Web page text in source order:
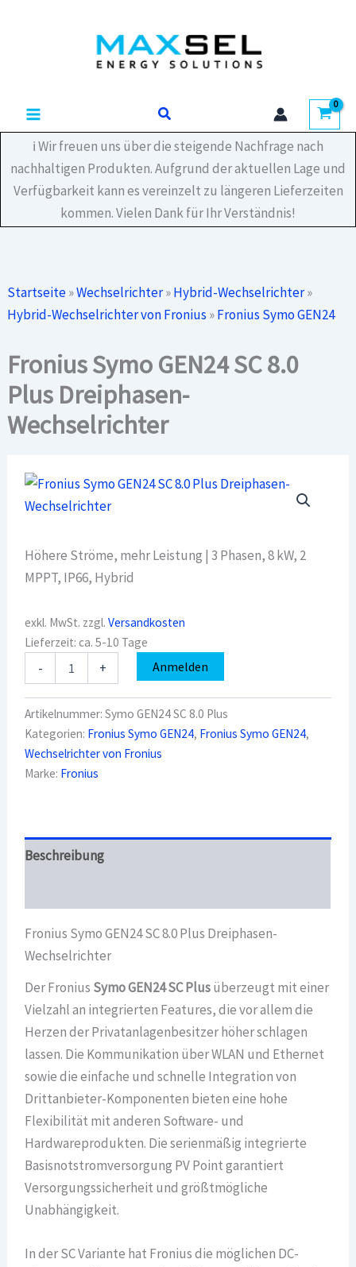
Suchen
ℹ️ Wir freuen uns über die steigende Nachfrage nach
nachhaltigen Produkten. Aufgrund der aktuellen Lage und
Verfügbarkeit kann es vereinzelt zu längeren Lieferzeiten
kommen. Vielen Dank für Ihr Verständnis!
Startseite»Wechselrichter»Hybrid-Wechselrichter»
Hybrid-Wechselrichter von Fronius »Fronius Symo GEN24
Fronius Symo GEN24 SC 8.0
Plus Dreiphasen-
Wechselrichter
Höhere Ströme, mehr Leistung | 3 Phasen, 8 kW, 2
MPPT, IP66, Hybrid
exkl. MwSt. zzgl.Versandkosten
Lieferzeit:ca. 5-10 Tage
-
Symo
SC
8.0
Plus
Dreiphasen-
Wechselrichter
+ Anmelden
Artikelnummer:Symo GEN24 SC 8.0 Plus
Kategorien: Fronius Symo GEN24, Fronius Symo GEN24,
Wechselrichter von Fronius
Marke: Fronius
Beschreibung
Fronius Symo GEN24 SC 8.0 Plus Dreiphasen-
Wechselrichter
Der Fronius Symo GEN24 SC Plusüberzeugt mit einer
Vielzahl an integrierten Features, die vor allem die
Herzen der Privatanlagenbesitzer höher schlagen
lassen. Die Kommunikation über WLAN und Ethernet
sowie die einfache und schnelle Integration von
Drittanbieter-Komponenten bieten eine hohe
Flexibilität mit anderen Software- und
Hardwareprodukten. Die serienmäßig integrierte
Basisnotstromversorgung PV Point garantiert
Versorgungssicherheit und größtmögliche
Unabhängigkeit.
In der SC Variante hat Fronius die möglichen DC-